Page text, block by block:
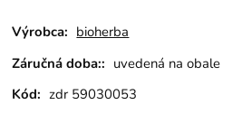
Výrobca: bioherba
Záručná doba:: uvedená na obale
Kód: zdr 59030053